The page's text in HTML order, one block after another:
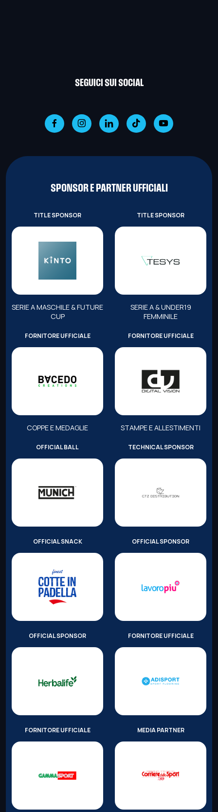
SEGUICI SUI SOCIAL
SPONSOR E PARTNER UFFICIALI
TITLE SPONSOR
SERIE A MASCHILE & FUTURE
CUP
TITLE SPONSOR
SERIE A & UNDER19
FEMMINILE
FORNITORE UFFICIALE
COPPE E MEDAGLIE
FORNITORE UFFICIALE
STAMPE E ALLESTIMENTI
OFFICIAL BALL TECHNICAL SPONSOR
OFFICIAL SNACK OFFICIAL SPONSOR
OFFICIAL SPONSOR FORNITORE UFFICIALE
FORNITORE UFFICIALE MEDIA PARTNER